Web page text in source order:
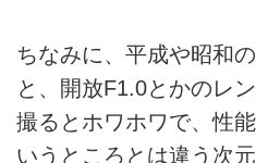
ちなみに、平成や昭和
と、開放F1.0とかのレ
撮るとホワホワで、性
いうところとは違う次